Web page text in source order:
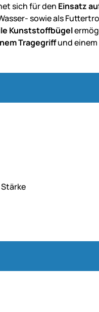
sich für den Einsatz
sowie als
Kunststoffbügel
Tragegriffund einem